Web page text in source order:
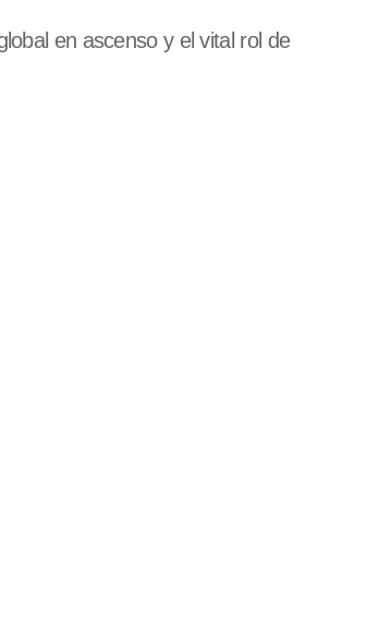
en ascenso y el vital rol de